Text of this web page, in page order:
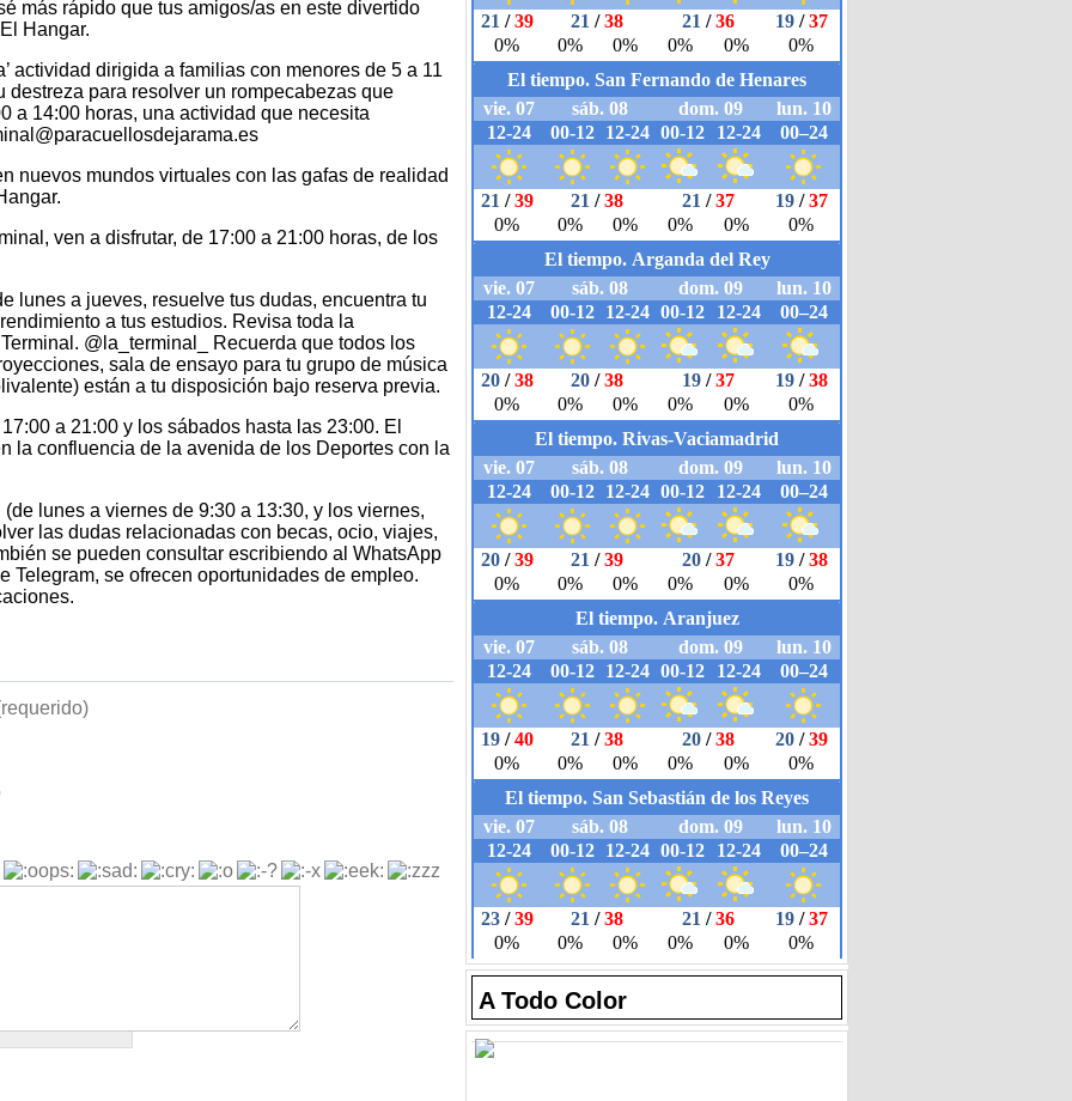
más rápido que tus amigos/as en este divertido
Hangar.
actividad dirigida a familias con menores de 5 a 11
destreza para resolver un rompecabezas que
a 14:00 horas, una actividad que necesita
nuevos mundos virtuales con las gafas de realidad
ven a disfrutar, de 17:00 a 21:00 horas, de los
lunes a jueves, resuelve tus dudas, encuentra tu
a tus estudios. Revisa toda la
@la_terminal_ Recuerda que todos los
sala de ensayo para tu grupo de música
están a tu disposición bajo reserva previa.
a 21:00 y los sábados hasta las 23:00. El
la confluencia de la avenida de los Deportes con la
lunes a viernes de 9:30 a 13:30, y los viernes,
las dudas relacionadas con becas, ocio, viajes,
se pueden consultar escribiendo al WhatsApp
Telegram, se ofrecen oportunidades de empleo.
A Todo Color